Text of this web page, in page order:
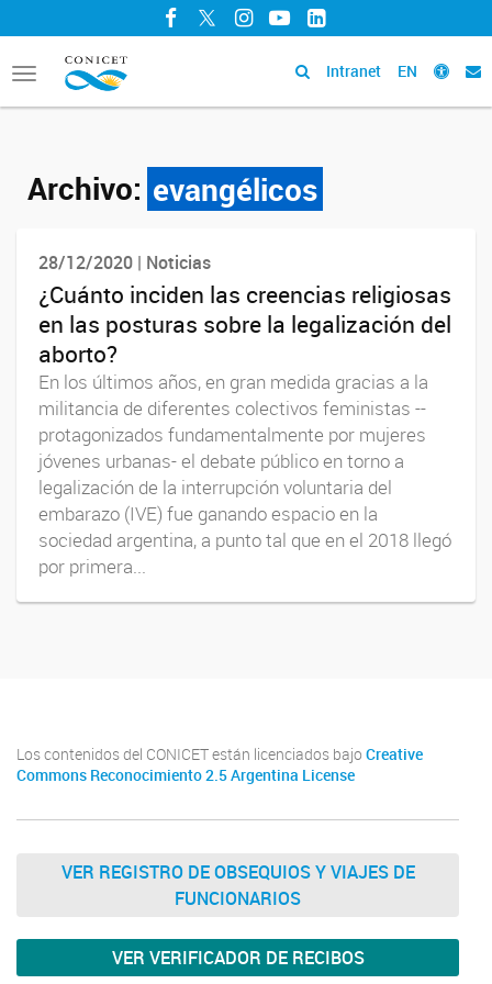
Facebook
TwitterInstagram
YouTubeLinkedIn
Toggle
navigation
Intranet EN
Archivo: evangélicos
28/12/2020 | Noticias
¿Cuánto inciden las creencias religiosas
en las posturas sobre la legalización del
aborto?
En los últimos años, en gran medida gracias a la
militancia de diferentes colectivos feministas --
protagonizados fundamentalmente por mujeres
jóvenes urbanas- el debate público en torno a
legalización de la interrupción voluntaria del
embarazo (IVE) fue ganando espacio en la
sociedad argentina, a punto tal que en el 2018 llegó
por primera...
Los contenidos del CONICET están licenciados bajo Creative
Commons Reconocimiento 2.5 Argentina License
VER REGISTRO DE OBSEQUIOS Y VIAJES DE
FUNCIONARIOS
VER VERIFICADOR DE RECIBOS